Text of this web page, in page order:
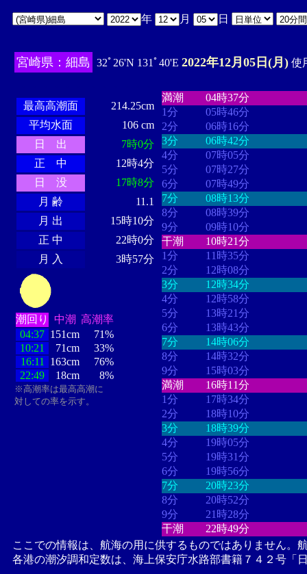
年 月 日
宮崎県：細島 32ﾟ26'N 131ﾟ40'E 2022年12月05日(月) 使
最高高潮面
214.25cm
平均水面
106 cm
日 出
7時0分
正 中
12時4分
日 没
17時8分
月 齢
11.1
月 出
15時10分
正 中
22時0分
月 入
3時57分
潮回り 中潮 高潮率
04:37 151cm
71%
10:21
71cm
33%
16:11
163cm
76%
22:49
18cm 8%
※高潮率は最高高潮に
対しての率を示す。
満潮
04時37分
1分
05時46分
2分
06時16分
3分
06時42分
4分
07時05分
5分
07時27分
6分
07時49分
7分
08時13分
8分
08時39分
9分
09時10分
干潮
10時21分
1分
11時35分
2分
12時08分
3分
12時34分
4分
12時58分
5分
13時21分
6分
13時43分
7分
14時06分
8分
14時32分
9分
15時03分
満潮
16時11分
1分
17時34分
2分
18時10分
3分
18時39分
4分
19時05分
5分
19時31分
6分
19時56分
7分
20時23分
8分
20時52分
9分
21時28分
干潮
22時49分
ここでの情報は、航海の用に供するものではありません。
各港の潮汐調和定数は、海上保安庁水路部書籍７４２号「